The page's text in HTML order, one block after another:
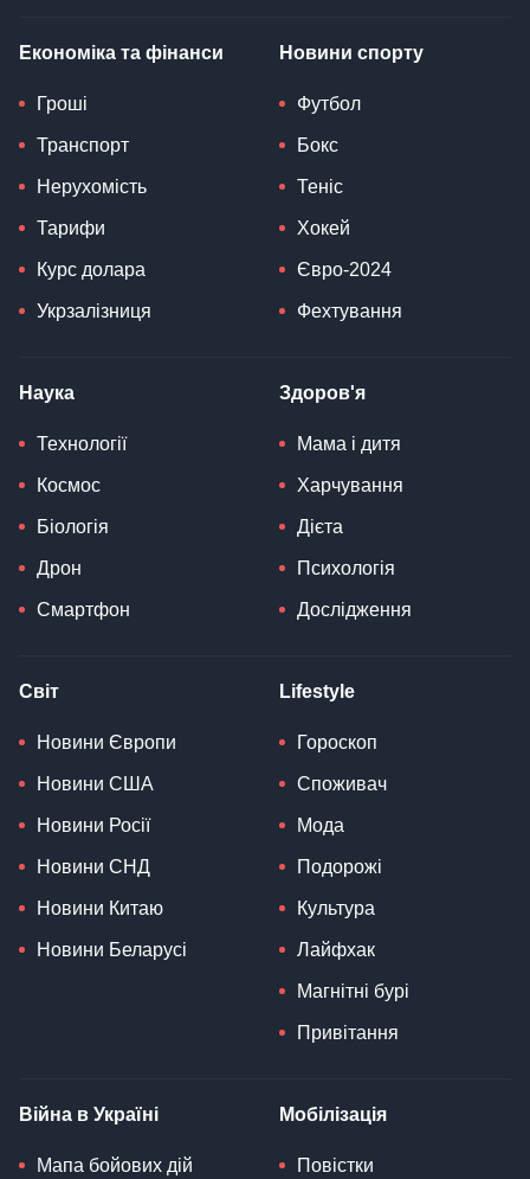
Економіка та фінанси
Гроші
Транспорт
Нерухомість
Тарифи
Курс долара
Укрзалізниця
Новини спорту
Футбол
Бокс
Теніс
Хокей
Євро-2024
Фехтування
Наука
Технології
Космос
Біологія
Дрон
Смартфон
Здоров'я
Мама і дитя
Харчування
Дієта
Психологія
Дослідження
Світ
Новини Європи
Новини США
Новини Росії
Новини СНД
Новини Китаю
Новини Беларусі
Lifestyle
Гороскоп
Споживач
Мода
Подорожі
Культура
Лайфхак
Магнітні бурі
Привітання
Війна в Україні
Мапа бойових дій
Мобілізація
Повістки